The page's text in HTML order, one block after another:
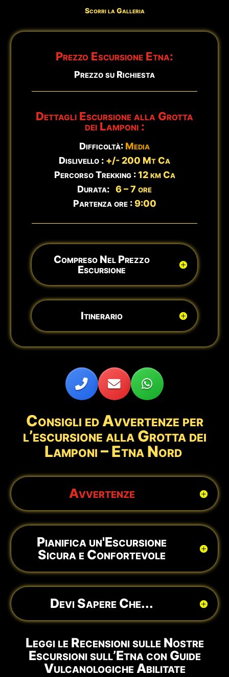
🕒
Scorri la Galleria
Prezzo Escursione Etna:
Prezzo su Richiesta
Dettagli Escursione alla Grotta
dei Lamponi :
Difficoltà: Media
Dislivello : +/- 200 Mt Ca
Percorso Trekking :12 km Ca
Durata: 6 – 7 ore
Partenza ore :9:00
Compreso Nel Prezzo
Escursione
Itinerario
Consigli ed Avvertenze per
l’escursione alla Grotta dei
Lamponi –Etna Nord
Avvertenze
Pianifica un'Escursione
Sicura e Confortevole
Devi Sapere Che...
Leggi le Recensioni sulle Nostre
Escursioni sull’Etna con Guide
Vulcanologiche Abilitate